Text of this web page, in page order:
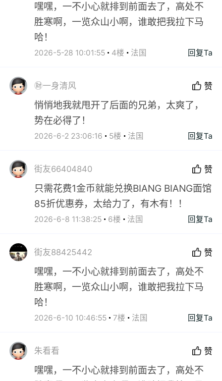
嘿嘿，一不小心就排到前面去了，高处不
胜寒啊，一览众山小啊，谁敢把我拉下马
哈！
2026-5-28 10:01:55 4楼 法国 回复Ta
㊖一身清风 赞
悄悄地我就甩开了后面的兄弟，太爽了，
势在必得了！
2026-6-2 23:06:16 5楼 法国 回复Ta
街友66404840 赞
只需花费1金币就能兑换BIANG BIANG面馆
85折优惠券，太给力了，有木有！！
2026-6-8 11:38:25 6楼 法国 回复Ta
街友88425442 赞
嘿嘿，一不小心就排到前面去了，高处不
胜寒啊，一览众山小啊，谁敢把我拉下马
哈！
2026-6-10 10:46:55 7楼 法国 回复Ta
朱看看 赞
嘿嘿，一不小心就排到前面去了，高处不